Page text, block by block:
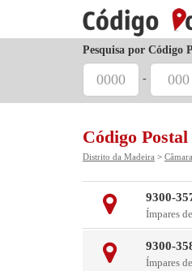
Pesquisa por Código
-
Código
Distrito da Madeira >
9300-
Ímpares
9300-
Ímpares